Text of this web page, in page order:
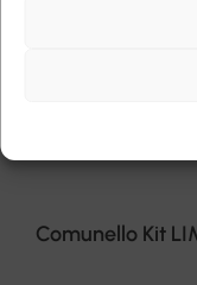
Comunello Kit